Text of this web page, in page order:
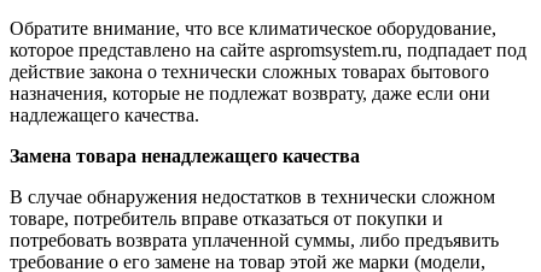
Обратите внимание, что все климатическое оборудование,
которое представлено на сайте aspromsystem.ru, подпадает под
действие закона о технически сложных товарах бытового
назначения, которые не подлежат возврату, даже если они
надлежащего качества.
Замена товара ненадлежащего качества
В случае обнаружения недостатков в технически сложном
товаре, потребитель вправе отказаться от покупки и
потребовать возврата уплаченной суммы, либо предъявить
требование о его замене на товар этой же марки (модели,